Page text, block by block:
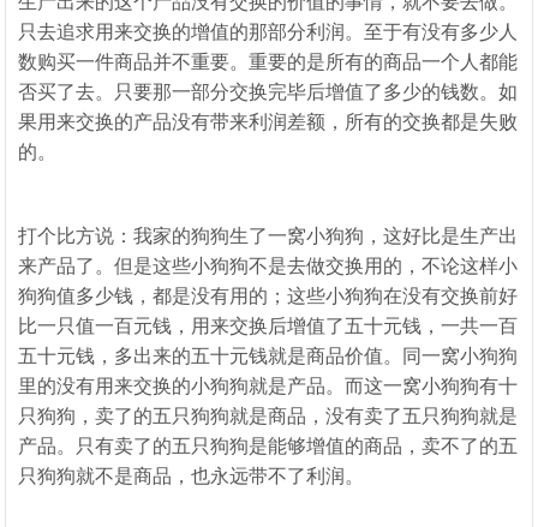
只去追求用来交换的增值的那部分利润。至于有没有多少人
数购买一件商品并不重要。重要的是所有的商品一个人都能
否买了去。只要那一部分交换完毕后增值了多少的钱数。如
果用来交换的产品没有带来利润差额，所有的交换都是失败
的。
打个比方说：我家的狗狗生了一窝小狗狗，这好比是生产出
来产品了。但是这些小狗狗不是去做交换用的，不论这样小
狗狗值多少钱，都是没有用的；这些小狗狗在没有交换前好
比一只值一百元钱，用来交换后增值了五十元钱，一共一百
五十元钱，多出来的五十元钱就是商品价值。同一窝小狗狗
里的没有用来交换的小狗狗就是产品。而这一窝小狗狗有十
只狗狗，卖了的五只狗狗就是商品，没有卖了五只狗狗就是
产品。只有卖了的五只狗狗是能够增值的商品，卖不了的五
只狗狗就不是商品，也永远带不了利润。